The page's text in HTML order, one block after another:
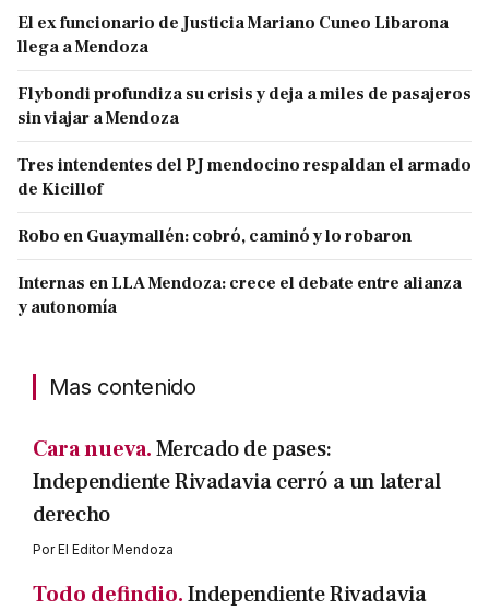
El ex funcionario de Justicia Mariano Cuneo Libarona
llega a Mendoza
Flybondi profundiza su crisis y deja a miles de pasajeros
sin viajar a Mendoza
Tres intendentes del PJ mendocino respaldan el armado
de Kicillof
Robo en Guaymallén: cobró, caminó y lo robaron
Internas en LLA Mendoza: crece el debate entre alianza
y autonomía
Mas contenido
Cara nueva.Mercado de pases:
Independiente Rivadavia cerró a un lateral
derecho
PorEl Editor Mendoza
Todo defindio.Independiente Rivadavia